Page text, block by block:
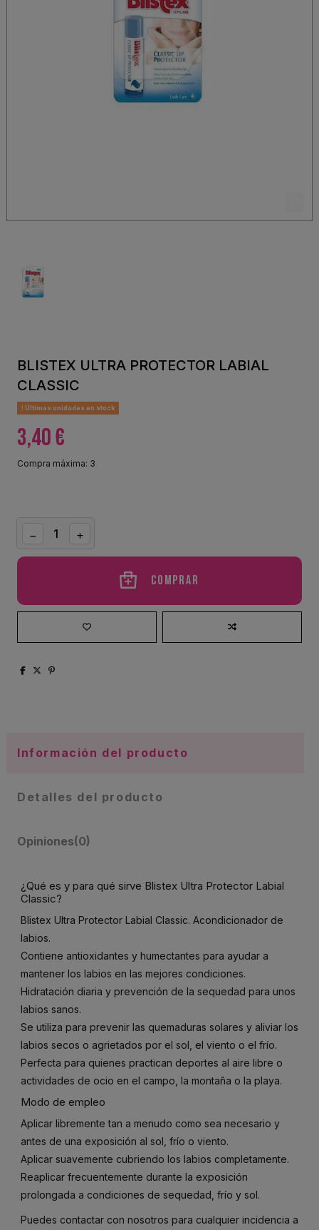
BLISTEX ULTRA PROTECTOR LABIAL
CLASSIC
Últimas unidades en stock
3,40 €
Compra máxima: 3
Comprar
Información del producto
Detalles del producto
Opiniones(0)
¿Qué es y para qué sirve Blistex Ultra Protector Labial
Classic?
Blistex Ultra Protector Labial Classic. Acondicionador de
labios.
Contiene antioxidantes y humectantes para ayudar a
mantener los labios en las mejores condiciones.
Hidratación diaria y prevención de la sequedad para unos
labios sanos.
Se utiliza para prevenir las quemaduras solares y aliviar los
labios secos o agrietados por el sol, el viento o el frío.
Perfecta para quienes practican deportes al aire libre o
actividades de ocio en el campo, la montaña o la playa.
Modo de empleo
Aplicar libremente tan a menudo como sea necesario y
antes de una exposición al sol, frío o viento.
Aplicar suavemente cubriendo los labios completamente.
Reaplicar frecuentemente durante la exposición
prolongada a condiciones de sequedad, frío y sol.
Puedes contactar con nosotros para cualquier incidencia a